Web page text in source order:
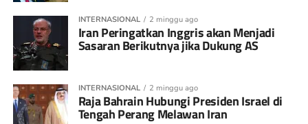
INTERNASIONAL 2 minggu ago
Iran Peringatkan Inggris akan Menjadi
Sasaran Berikutnya jika Dukung AS
INTERNASIONAL 2 minggu ago
Raja Bahrain Hubungi Presiden Israel di
Tengah Perang Melawan Iran